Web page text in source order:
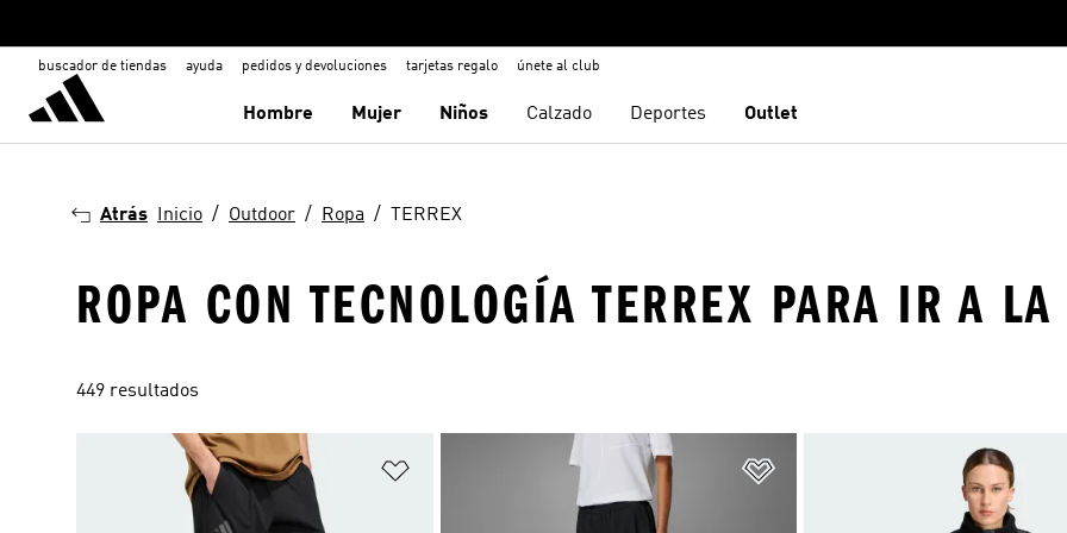
buscador de tiendas ayuda pedidos y devoluciones tarjetas regalo únete al club
Hombre Mujer Niños Calzado Deportes Outlet
Atrás Inicio Outdoor Ropa TERREX
ROPA CON TECNOLOGÍA TERREX PARA IR A
449 resultados
Añadir a la lista de deseos Añadir a la lista de deseos